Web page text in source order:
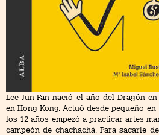
Lee Jun-Fan nació el año del Dragón
en Hong Kong. Actuó desde pequeño
los 12 años empezó a practicar artes
campeón de chachachá. Para sacarle